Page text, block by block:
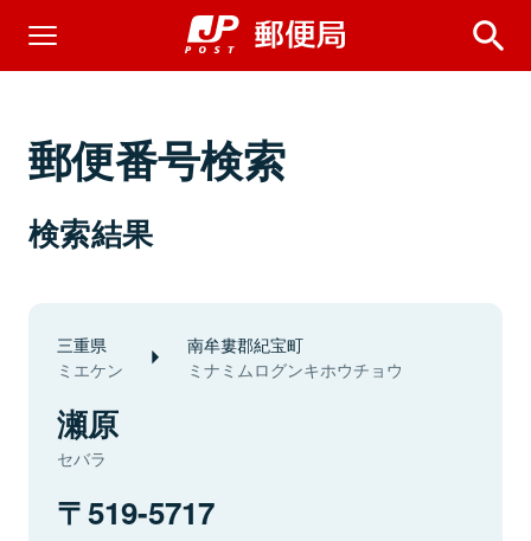
郵便番号検索
検索結果
三重県
ミエケン
南牟婁郡紀宝町
ミナミムログンキホウチョウ
瀬原
セバラ
519-5717